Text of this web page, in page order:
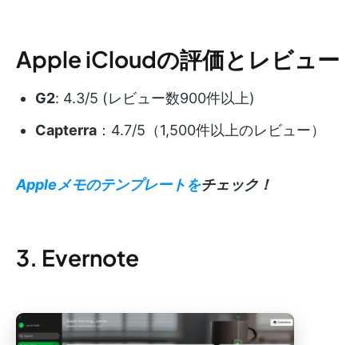
Apple iCloudの評価とレビュー
G2: 4.3/5 (レビュー数900件以上)
Capterra ：4.7/5（1,500件以上のレビュー）
Appleメモのテンプレートをチェック！
3. Evernote